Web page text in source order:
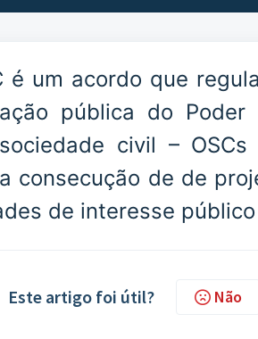
é um acordo que
pública do Poder
civil –
consecução de de
de interesse
Este artigo foi útil? Não